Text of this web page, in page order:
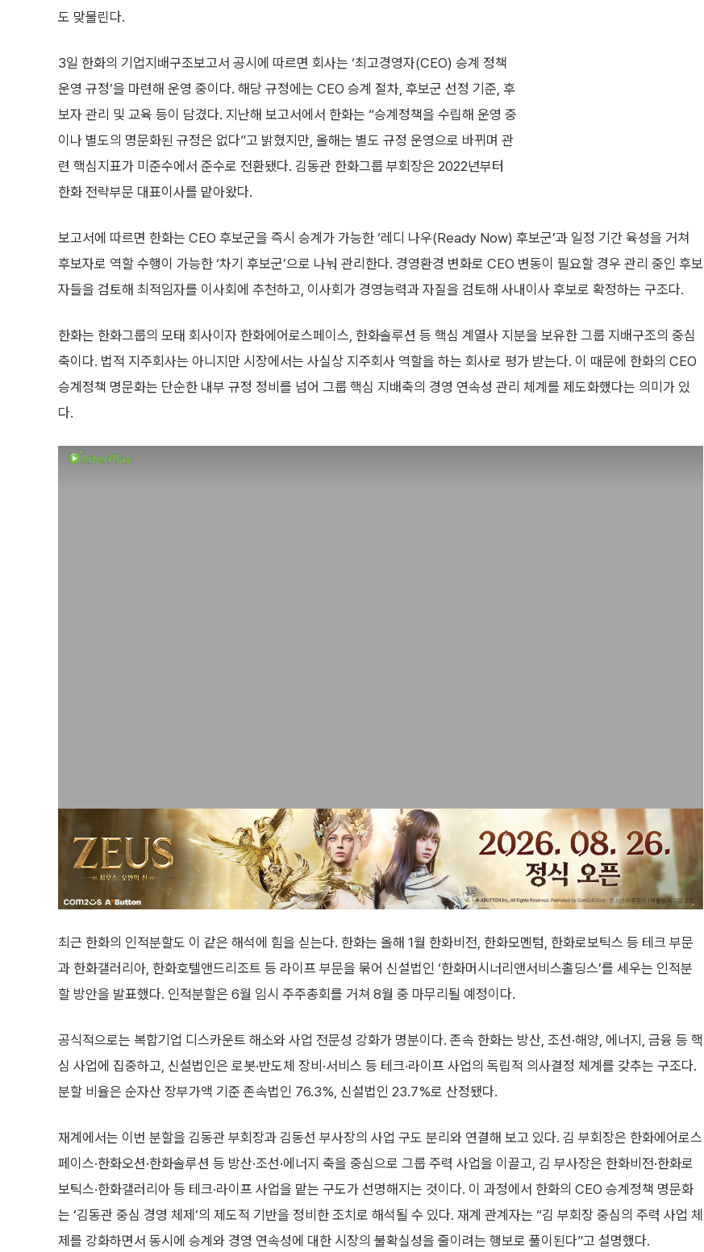
도 맞물린다.
3일 한화의 기업지배구조보고서 공시에 따르면 회사는 ‘최고경영자(CEO) 승계 정책
운영 규정’을 마련해 운영 중이다. 해당 규정에는 CEO 승계 절차, 후보군 선정 기준, 후
보자 관리 및 교육 등이 담겼다. 지난해 보고서에서 한화는 “승계정책을 수립해 운영 중
이나 별도의 명문화된 규정은 없다”고 밝혔지만, 올해는 별도 규정 운영으로 바뀌며 관
련 핵심지표가 미준수에서 준수로 전환됐다. 김동관 한화그룹 부회장은 2022년부터
한화 전략부문 대표이사를 맡아왔다.
보고서에 따르면 한화는 CEO 후보군을 즉시 승계가 가능한 ‘레디 나우(Ready Now) 후보군’과 일정 기간 육성을 거쳐
후보자로 역할 수행이 가능한 ‘차기 후보군’으로 나눠 관리한다. 경영환경 변화로 CEO 변동이 필요할 경우 관리 중인 후보
자들을 검토해 최적임자를 이사회에 추천하고, 이사회가 경영능력과 자질을 검토해 사내이사 후보로 확정하는 구조다.
한화는 한화그룹의 모태 회사이자 한화에어로스페이스, 한화솔루션 등 핵심 계열사 지분을 보유한 그룹 지배구조의 중심
축이다. 법적 지주회사는 아니지만 시장에서는 사실상 지주회사 역할을 하는 회사로 평가 받는다. 이 때문에 한화의 CEO
승계정책 명문화는 단순한 내부 규정 정비를 넘어 그룹 핵심 지배축의 경영 연속성 관리 체계를 제도화했다는 의미가 있
다.
최근 한화의 인적분할도 이 같은 해석에 힘을 싣는다. 한화는 올해 1월 한화비전, 한화모멘텀, 한화로보틱스 등 테크 부문
과 한화갤러리아, 한화호텔앤드리조트 등 라이프 부문을 묶어 신설법인 ‘한화머시너리앤서비스홀딩스’를 세우는 인적분
할 방안을 발표했다. 인적분할은 6월 임시 주주총회를 거쳐 8월 중 마무리될 예정이다.
공식적으로는 복합기업 디스카운트 해소와 사업 전문성 강화가 명분이다. 존속 한화는 방산, 조선·해양, 에너지, 금융 등 핵
심 사업에 집중하고, 신설법인은 로봇·반도체 장비·서비스 등 테크·라이프 사업의 독립적 의사결정 체계를 갖추는 구조다.
분할 비율은 순자산 장부가액 기준 존속법인 76.3%, 신설법인 23.7%로 산정됐다.
재계에서는 이번 분할을 김동관 부회장과 김동선 부사장의 사업 구도 분리와 연결해 보고 있다. 김 부회장은 한화에어로스
페이스·한화오션·한화솔루션 등 방산·조선·에너지 축을 중심으로 그룹 주력 사업을 이끌고, 김 부사장은 한화비전·한화로
보틱스·한화갤러리아 등 테크·라이프 사업을 맡는 구도가 선명해지는 것이다. 이 과정에서 한화의 CEO 승계정책 명문화
는 ‘김동관 중심 경영 체제’의 제도적 기반을 정비한 조치로 해석될 수 있다. 재계 관계자는 “김 부회장 중심의 주력 사업 체
제를 강화하면서 동시에 승계와 경영 연속성에 대한 시장의 불확실성을 줄이려는 행보로 풀이된다”고 설명했다.